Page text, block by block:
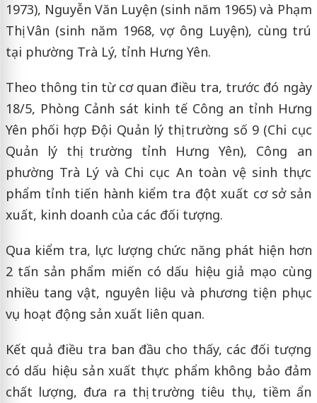
1973), Nguyễn Văn Luyện (sinh năm 1965) và Phạm
Thị Vân (sinh năm 1968, vợ ông Luyện), cùng trú
tại phường Trà Lý, tỉnh Hưng Yên.
Theo thông tin từ cơ quan điều tra, trước đó ngày
18/5, Phòng Cảnh sát kinh tế Công an tỉnh Hưng
Yên phối hợp Đội Quản lý thị trường số 9 (Chi cục
Quản lý thị trường tỉnh Hưng Yên), Công an
phường Trà Lý và Chi cục An toàn vệ sinh thực
phẩm tỉnh tiến hành kiểm tra đột xuất cơ sở sản
xuất, kinh doanh của các đối tượng.
Qua kiểm tra, lực lượng chức năng phát hiện hơn
2 tấn sản phẩm miến có dấu hiệu giả mạo cùng
nhiều tang vật, nguyên liệu và phương tiện phục
vụ hoạt động sản xuất liên quan.
Kết quả điều tra ban đầu cho thấy, các đối tượng
có dấu hiệu sản xuất thực phẩm không bảo đảm
chất lượng, đưa ra thị trường tiêu thụ, tiềm ẩn